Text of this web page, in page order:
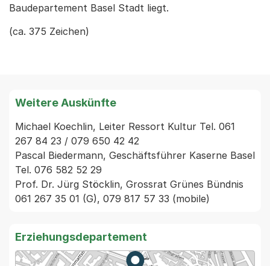
Baudepartement Basel Stadt liegt.
(ca. 375 Zeichen)
Weitere Auskünfte
Michael Koechlin, Leiter Ressort Kultur Tel. 061
267 84 23 / 079 650 42 42
Pascal Biedermann, Geschäftsführer Kaserne Basel
Tel. 076 582 52 29
Prof. Dr. Jürg Stöcklin, Grossrat Grünes Bündnis
061 267 35 01 (G), 079 817 57 33 (mobile)
Erziehungsdepartement